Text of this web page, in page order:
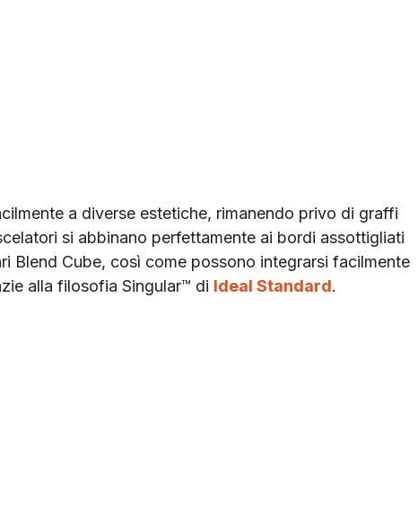
a diverse estetiche, rimanendo privo di graffi
si abbinano perfettamente ai bordi assottigliati
Blend Cube, così come possono integrarsi facilmente
alla filosofia Singular™ di Ideal Standard.